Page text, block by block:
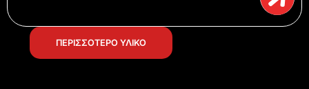
ΠΕΡΙΣΣΟΤΕΡΟ ΥΛΙΚΟ